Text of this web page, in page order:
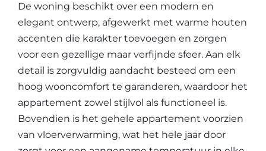
De woning beschikt over een modern en
elegant ontwerp, afgewerkt met warme houten
accenten die karakter toevoegen en zorgen
voor een gezellige maar verfijnde sfeer. Aan elk
detail is zorgvuldig aandacht besteed om een
hoog wooncomfort te garanderen, waardoor het
appartement zowel stijlvol als functioneel is.
Bovendien is het gehele appartement voorzien
van vloerverwarming, wat het hele jaar door